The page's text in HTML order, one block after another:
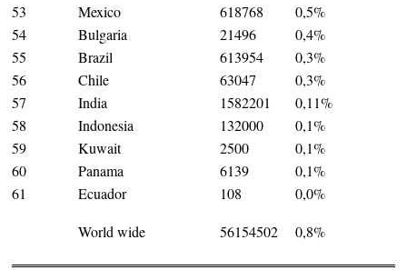
53
Mexico 618768
0,5%
54
Bulgaria 21496
0,4%
55
Brazil 613954
0,3%
56
Chile 63047
0,3%
57
India 1582201
0,11%
58
Indonesia 132000
0,1%
59
Kuwait 2500
0,1%
60
Panama 6139
0,1%
61
Ecuador 108
0,0%
World wide
56154502 0,8%